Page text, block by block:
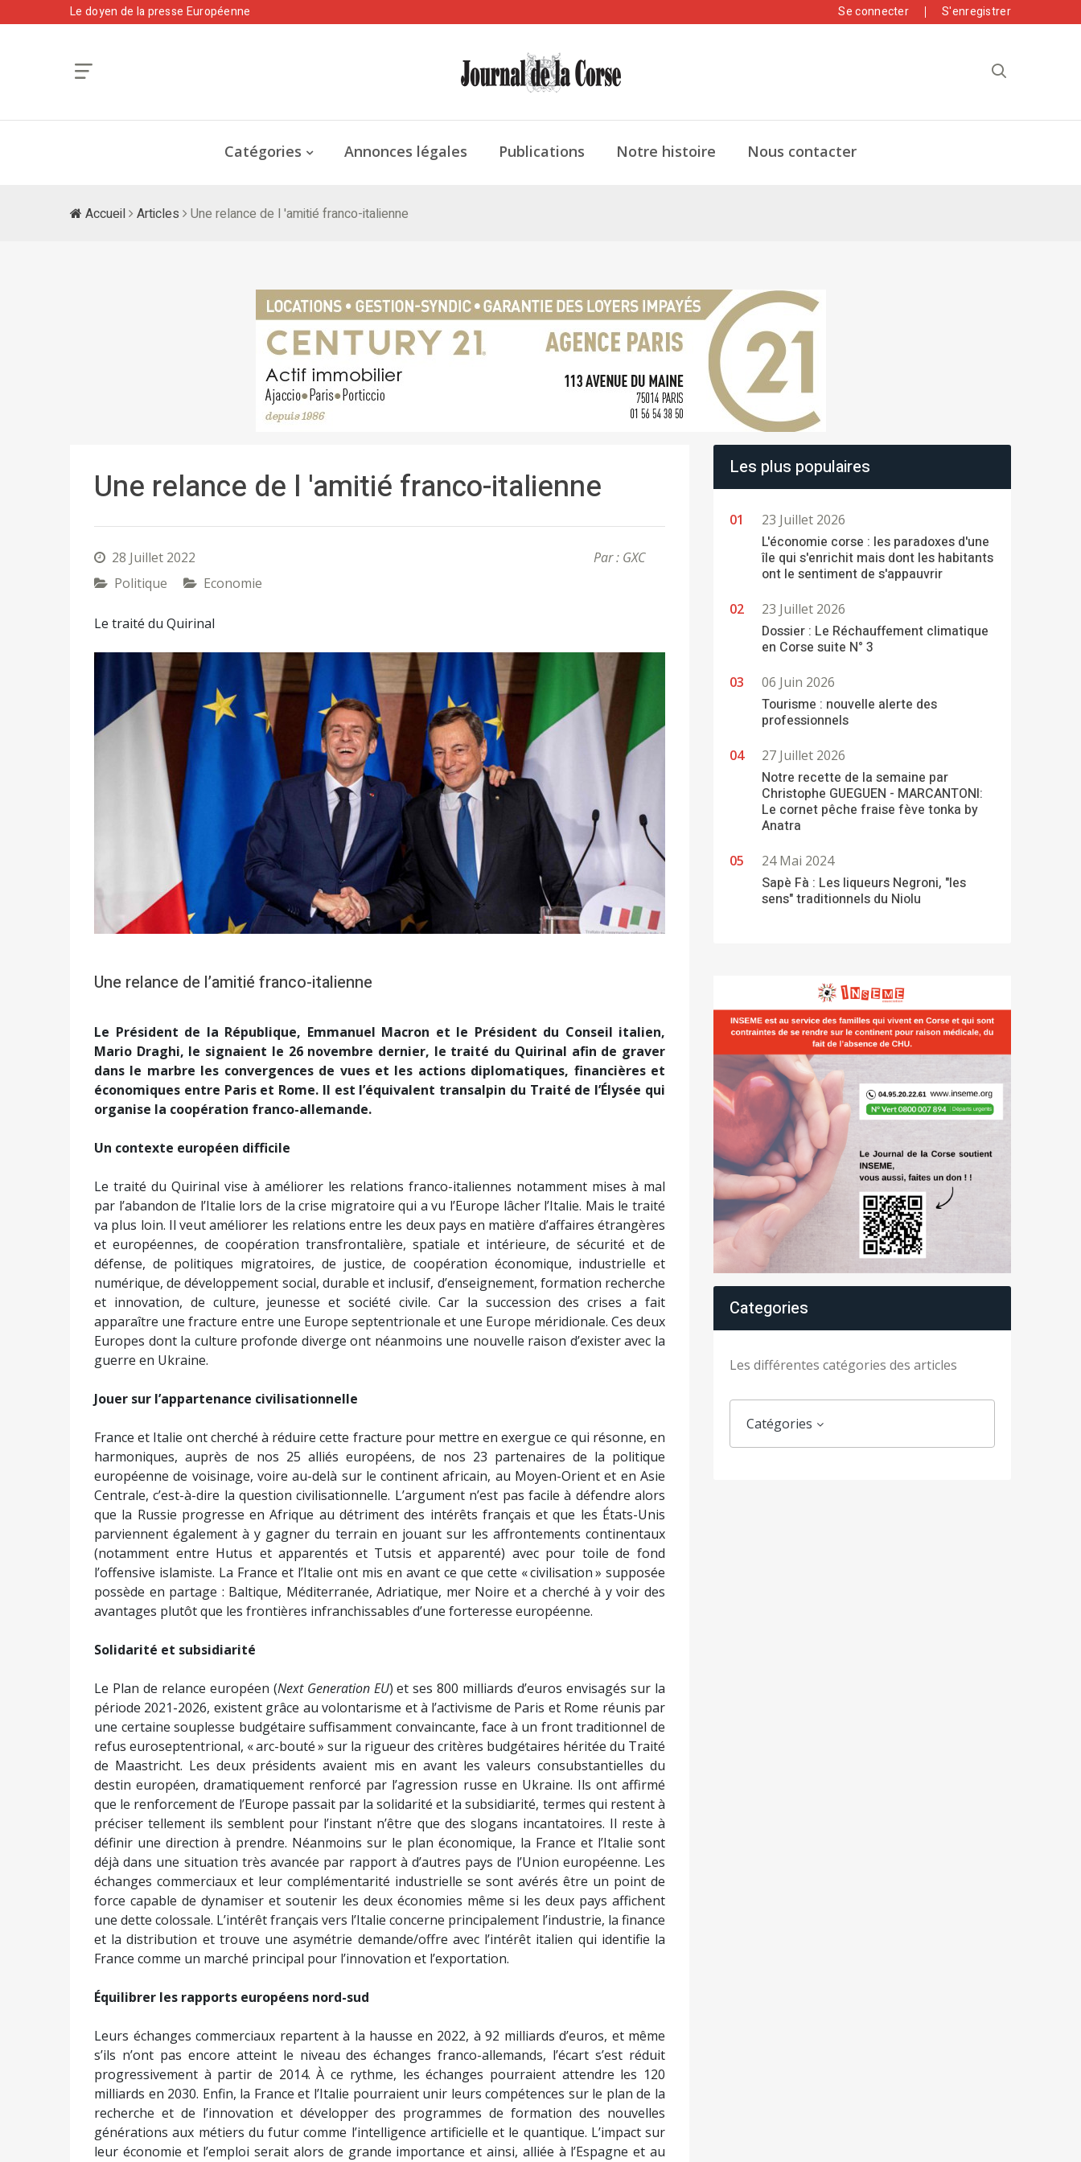
Le doyen de la presse Européenne Se connecter S'enregistrer
Catégories Annonces légales Publications Notre histoire Nous contacter
Accueil Articles Une relance de l 'amitié franco-italienne
Une relance de l 'amitié franco-italienne
28 Juillet 2022
Par : GXC
Politique
Economie
Le traité du Quirinal
Une relance de l’amitié franco-italienne
Le Président de la République, Emmanuel Macron et le Président du Conseil italien,
Mario Draghi, le signaient le 26 novembre dernier, le traité du Quirinal afin de graver
dans le marbre les convergences de vues et les actions diplomatiques, financières et
économiques entre Paris et Rome. Il est l’équivalent transalpin du Traité de l’Élysée qui
organise la coopération franco-allemande.
Un contexte européen difficile
Le traité du Quirinal vise à améliorer les relations franco-italiennes notamment mises à mal
par l’abandon de l’Italie lors de la crise migratoire qui a vu l’Europe lâcher l’Italie. Mais le traité
va plus loin. Il veut améliorer les relations entre les deux pays en matière d’affaires étrangères
et européennes, de coopération transfrontalière, spatiale et intérieure, de sécurité et de
défense, de politiques migratoires, de justice, de coopération économique, industrielle et
numérique, de développement social, durable et inclusif, d’enseignement, formation recherche
et innovation, de culture, jeunesse et société civile. Car la succession des crises a fait
apparaître une fracture entre une Europe septentrionale et une Europe méridionale. Ces deux
Europes dont la culture profonde diverge ont néanmoins une nouvelle raison d’exister avec la
guerre en Ukraine.
Jouer sur l’appartenance civilisationnelle
France et Italie ont cherché à réduire cette fracture pour mettre en exergue ce qui résonne, en
harmoniques, auprès de nos 25 alliés européens, de nos 23 partenaires de la politique
européenne de voisinage, voire au-delà sur le continent africain, au Moyen-Orient et en Asie
Centrale, c’est-à-dire la question civilisationnelle. L’argument n’est pas facile à défendre alors
que la Russie progresse en Afrique au détriment des intérêts français et que les États-Unis
parviennent également à y gagner du terrain en jouant sur les affrontements continentaux
(notamment entre Hutus et apparentés et Tutsis et apparenté) avec pour toile de fond
l’offensive islamiste. La France et l’Italie ont mis en avant ce que cette « civilisation » supposée
possède en partage : Baltique, Méditerranée, Adriatique, mer Noire et a cherché à y voir des
avantages plutôt que les frontières infranchissables d’une forteresse européenne.
Solidarité et subsidiarité
Le Plan de relance européen (Next Generation EU) et ses 800 milliards d’euros envisagés sur la
période 2021-2026, existent grâce au volontarisme et à l’activisme de Paris et Rome réunis par
une certaine souplesse budgétaire suffisamment convaincante, face à un front traditionnel de
refus euroseptentrional, « arc-bouté » sur la rigueur des critères budgétaires héritée du Traité
de Maastricht. Les deux présidents avaient mis en avant les valeurs consubstantielles du
destin européen, dramatiquement renforcé par l’agression russe en Ukraine. Ils ont affirmé
que le renforcement de l’Europe passait par la solidarité et la subsidiarité, termes qui restent à
préciser tellement ils semblent pour l’instant n’être que des slogans incantatoires. Il reste à
définir une direction à prendre. Néanmoins sur le plan économique, la France et l’Italie sont
déjà dans une situation très avancée par rapport à d’autres pays de l’Union européenne. Les
échanges commerciaux et leur complémentarité industrielle se sont avérés être un point de
force capable de dynamiser et soutenir les deux économies même si les deux pays affichent
une dette colossale. L’intérêt français vers l’Italie concerne principalement l’industrie, la finance
et la distribution et trouve une asymétrie demande/offre avec l’intérêt italien qui identifie la
France comme un marché principal pour l’innovation et l’exportation.
Équilibrer les rapports européens nord-sud
Leurs échanges commerciaux repartent à la hausse en 2022, à 92 milliards d’euros, et même
s’ils n’ont pas encore atteint le niveau des échanges franco-allemands, l’écart s’est réduit
progressivement à partir de 2014. À ce rythme, les échanges pourraient attendre les 120
milliards en 2030. Enfin, la France et l’Italie pourraient unir leurs compétences sur le plan de la
recherche et de l’innovation et développer des programmes de formation des nouvelles
générations aux métiers du futur comme l’intelligence artificielle et le quantique. L’impact sur
leur économie et l’emploi serait alors de grande importance et ainsi, alliée à l’Espagne et au
Les plus populaires
23 Juillet 2026
L'économie corse : les paradoxes d'une
île qui s'enrichit mais dont les habitants
ont le sentiment de s'appauvrir
23 Juillet 2026
Dossier : Le Réchauffement climatique
en Corse suite N° 3
06 Juin 2026
Tourisme : nouvelle alerte des
professionnels
27 Juillet 2026
Notre recette de la semaine par
Christophe GUEGUEN - MARCANTONI:
Le cornet pêche fraise fève tonka by
Anatra
24 Mai 2024
Sapè Fà : Les liqueurs Negroni, "les
sens" traditionnels du Niolu
Categories
Les différentes catégories des articles
Catégories